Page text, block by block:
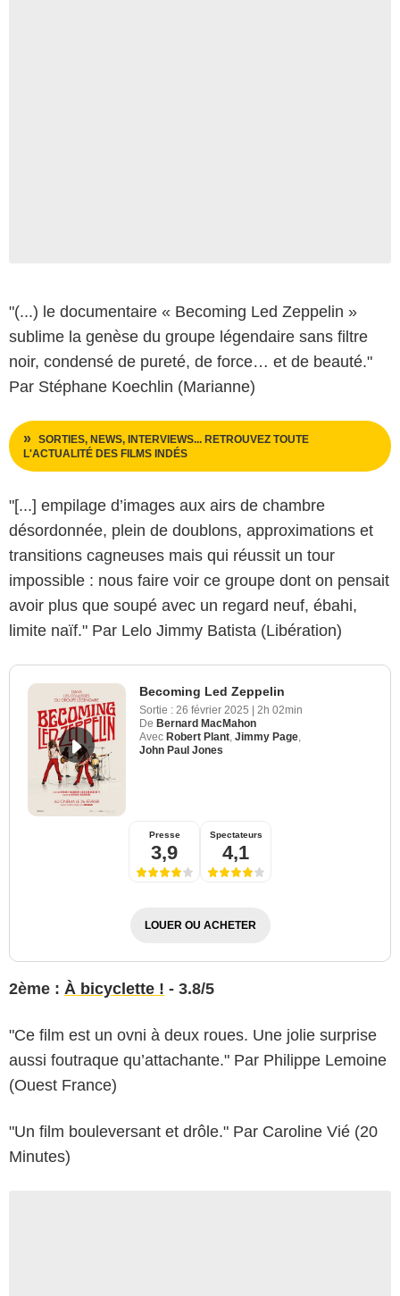
"(...) le documentaire « Becoming Led Zeppelin »
sublime la genèse du groupe légendaire sans filtre
noir, condensé de pureté, de force… et de beauté."
Par Stéphane Koechlin (Marianne)
SORTIES, NEWS, INTERVIEWS... RETROUVEZ TOUTE
L'ACTUALITÉ DES FILMS INDÉS
"[...] empilage d’images aux airs de chambre
désordonnée, plein de doublons, approximations et
transitions cagneuses mais qui réussit un tour
impossible : nous faire voir ce groupe dont on pensait
avoir plus que soupé avec un regard neuf, ébahi,
limite naïf." Par Lelo Jimmy Batista (Libération)
Becoming Led Zeppelin
Sortie : 26 février 2025 | 2h 02min
De Bernard MacMahon
Avec Robert Plant Jimmy Page
John Paul Jones
Presse
3,9
Spectateurs
4,1
LOUER OU ACHETER
2ème : À bicyclette ! - 3.8/5
"Ce film est un ovni à deux roues. Une jolie surprise
aussi foutraque qu’attachante." Par Philippe Lemoine
(Ouest France)
"Un film bouleversant et drôle." Par Caroline Vié (20
Minutes)